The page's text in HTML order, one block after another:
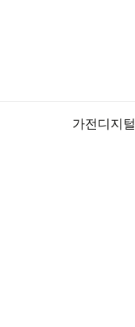
가전디지털